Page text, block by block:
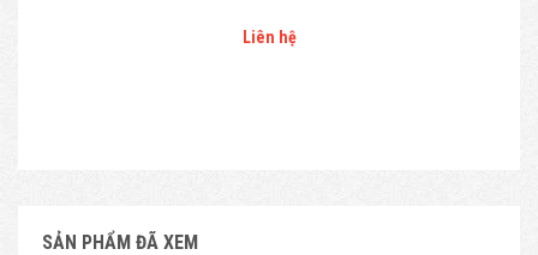
Liên hệ
SẢN PHẨM ĐÃ XEM